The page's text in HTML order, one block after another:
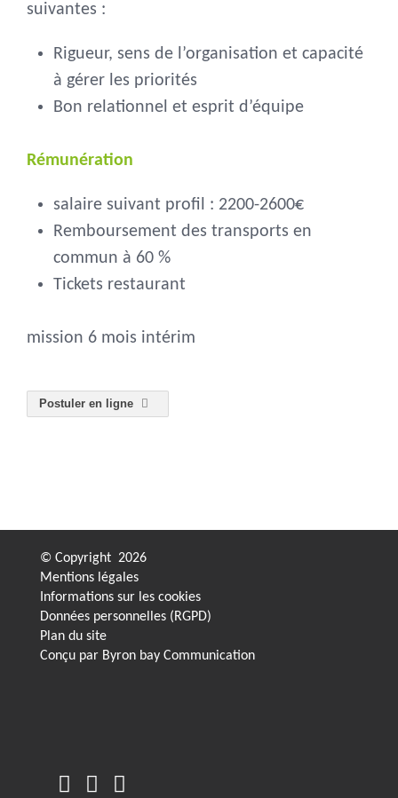
suivantes :
Rigueur, sens de l’organisation et capacité
à gérer les priorités
Bon relationnel et esprit d’équipe
Rémunération
salaire suivant profil : 2200-2600€
Remboursement des transports en
commun à 60 %
Tickets restaurant
mission 6 mois intérim
Postuler en ligne
© Copyright 2026
Mentions légales
Informations sur les cookies
Données personnelles (RGPD)
Plan du site
Conçu par Byron bay Communication